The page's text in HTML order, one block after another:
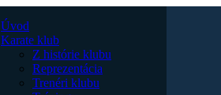
Úvod
Karate klub
Z histórie klubu
Reprezentácia
Trenéri klubu